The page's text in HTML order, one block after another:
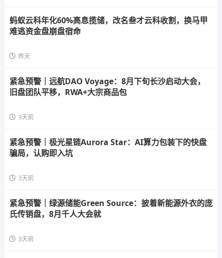
蚂蚁云科年化60%高息揽储，改名叁才云科收割，换马甲
难逃资金盘崩盘宿命
昨天
紧急预警｜远航DAO Voyage：8月下旬长沙启动大会，
旧盘团队平移，RWA+大宗商品包
3天前
紧急预警｜极光星链Aurora Star：AI算力包装下的快盘
骗局，认购即入坑
3天前
紧急预警｜绿源储能Green Source：披着新能源外衣的庞
氏传销盘，8月千人大会就
3天前